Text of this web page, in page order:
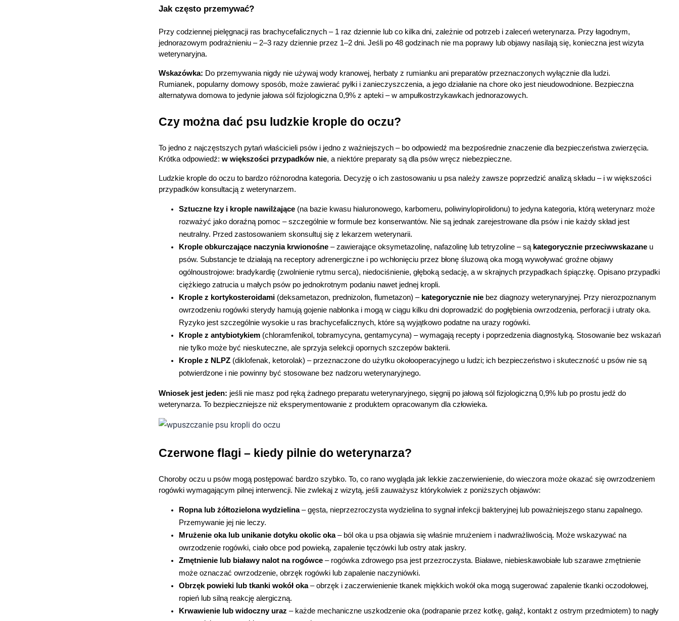
Ustawienia
Jak często przemywać?
Przy codziennej pielęgnacji ras brachycefalicznych – 1 raz dziennie lub co kilka dni, zależnie od potrzeb i zaleceń weterynarza. Przy łagodnym,
jednorazowym podrażnieniu – 2–3 razy dziennie przez 1–2 dni. Jeśli po 48 godzinach nie ma poprawy lub objawy nasilają się, konieczna jest wizyta
weterynaryjna.
Wskazówka: Do przemywania nigdy nie używaj wody kranowej, herbaty z rumianku ani preparatów przeznaczonych wyłącznie dla ludzi.
Rumianek, popularny domowy sposób, może zawierać pyłki i zanieczyszczenia, a jego działanie na chore oko jest nieudowodnione. Bezpieczna
alternatywa domowa to jedynie jałowa sól fizjologiczna 0,9% z apteki – w ampułkostrzykawkach jednorazowych.
Czy można dać psu ludzkie krople do oczu?
To jedno z najczęstszych pytań właścicieli psów i jedno z ważniejszych – bo odpowiedź ma bezpośrednie znaczenie dla bezpieczeństwa zwierzęcia.
Krótka odpowiedź: w większości przypadków nie, a niektóre preparaty są dla psów wręcz niebezpieczne.
Ludzkie krople do oczu to bardzo różnorodna kategoria. Decyzję o ich zastosowaniu u psa należy zawsze poprzedzić analizą składu – i w większości
przypadków konsultacją z weterynarzem.
Sztuczne łzy i krople nawilżające (na bazie kwasu hialuronowego, karbomeru, poliwinylopirolidonu) to jedyna kategoria, którą weterynarz może
rozważyć jako doraźną pomoc – szczególnie w formule bez konserwantów. Nie są jednak zarejestrowane dla psów i nie każdy skład jest
neutralny. Przed zastosowaniem skonsultuj się z lekarzem weterynarii.
Krople obkurczające naczynia krwionośne – zawierające oksymetazolinę, nafazolinę lub tetryzoline – są kategorycznie przeciwwskazane u
psów. Substancje te działają na receptory adrenergiczne i po wchłonięciu przez błonę śluzową oka mogą wywoływać groźne objawy
ogólnoustrojowe: bradykardię (zwolnienie rytmu serca), niedociśnienie, głęboką sedację, a w skrajnych przypadkach śpiączkę. Opisano przypadki
ciężkiego zatrucia u małych psów po jednokrotnym podaniu nawet jednej kropli.
Krople z kortykosteroidami (deksametazon, prednizolon, flumetazon) – kategorycznie nie bez diagnozy weterynaryjnej. Przy nierozpoznanym
owrzodzeniu rogówki sterydy hamują gojenie nabłonka i mogą w ciągu kilku dni doprowadzić do pogłębienia owrzodzenia, perforacji i utraty oka.
Ryzyko jest szczególnie wysokie u ras brachycefalicznych, które są wyjątkowo podatne na urazy rogówki.
Krople z antybiotykiem (chloramfenikol, tobramycyna, gentamycyna) – wymagają recepty i poprzedzenia diagnostyką. Stosowanie bez wskazań
nie tylko może być nieskuteczne, ale sprzyja selekcji opornych szczepów bakterii.
Krople z NLPZ (diklofenak, ketorolak) – przeznaczone do użytku okołooperacyjnego u ludzi; ich bezpieczeństwo i skuteczność u psów nie są
potwierdzone i nie powinny być stosowane bez nadzoru weterynaryjnego.
Wniosek jest jeden: jeśli nie masz pod ręką żadnego preparatu weterynaryjnego, sięgnij po jałową sól fizjologiczną 0,9% lub po prostu jedź do
weterynarza. To bezpieczniejsze niż eksperymentowanie z produktem opracowanym dla człowieka.
Czerwone flagi – kiedy pilnie do weterynarza?
Choroby oczu u psów mogą postępować bardzo szybko. To, co rano wygląda jak lekkie zaczerwienienie, do wieczora może okazać się owrzodzeniem
rogówki wymagającym pilnej interwencji. Nie zwlekaj z wizytą, jeśli zauważysz którykolwiek z poniższych objawów:
Ropna lub żółtozielona wydzielina – gęsta, nieprzezroczysta wydzielina to sygnał infekcji bakteryjnej lub poważniejszego stanu zapalnego.
Przemywanie jej nie leczy.
Mrużenie oka lub unikanie dotyku okolic oka – ból oka u psa objawia się właśnie mrużeniem i nadwrażliwością. Może wskazywać na
owrzodzenie rogówki, ciało obce pod powieką, zapalenie tęczówki lub ostry atak jaskry.
Zmętnienie lub białawy nalot na rogówce – rogówka zdrowego psa jest przezroczysta. Białawe, niebieskawobiałe lub szarawe zmętnienie
może oznaczać owrzodzenie, obrzęk rogówki lub zapalenie naczyniówki.
Obrzęk powieki lub tkanki wokół oka – obrzęk i zaczerwienienie tkanek miękkich wokół oka mogą sugerować zapalenie tkanki oczodołowej,
ropień lub silną reakcję alergiczną.
Krwawienie lub widoczny uraz – każde mechaniczne uszkodzenie oka (podrapanie przez kotkę, gałąź, kontakt z ostrym przedmiotem) to nagły